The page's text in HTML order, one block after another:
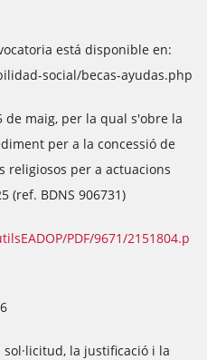
está disponible en:
social/becas-ayudas.php
de maig, per la qual s'obre la
per a la concessió de
religiosos per a actuacions
(ref. BDNS 906731)
PDF/9671/2151804.p
la justificació i la